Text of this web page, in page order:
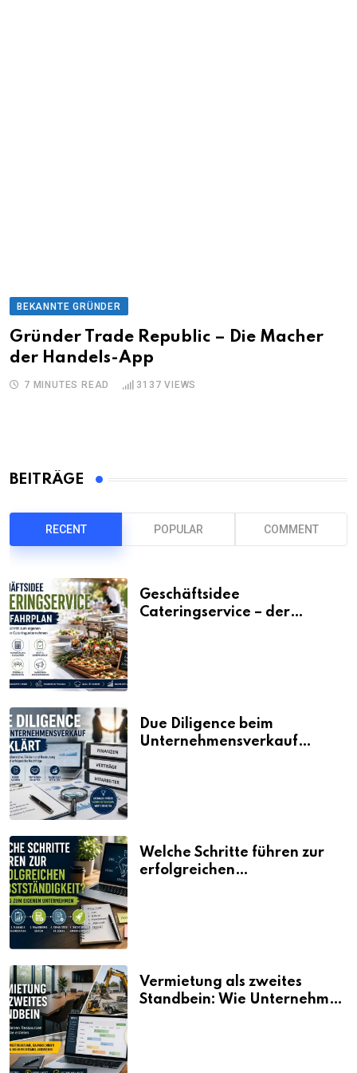
BEKANNTE GRÜNDER
Gründer Trade Republic – Die Macher
der Handels-App
7 MINUTES READ 3137 VIEWS
BEITRÄGE
RECENT POPULAR COMMENT
Geschäftsidee
Cateringservice – der
Due Diligence beim
Unternehmensverkauf
Welche Schritte führen zur
erfolgreichen
Vermietung als zweites
Standbein: Wie Unternehmen